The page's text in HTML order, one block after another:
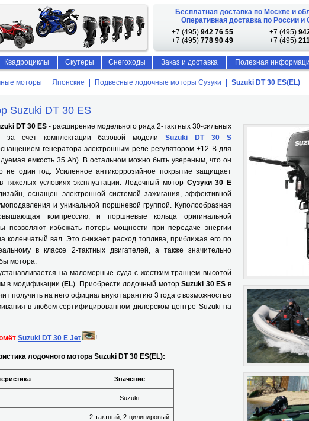
моторы Японские Подвесные лодочные моторы Сузуки Suzuki DT 30 ES(EL)
Suzuki DT 30 ES
DT 30 ES - расширение модельного ряда 2-тактных 30-сильных
за счет комплектации базовой моделиSuzuki DT 30 S
генератора электронным реле-регулятором ±12 В для
емкость 35 Ah). В остальном можно быть увереным, что он
не один год. Усиленное антикоррозийное покрытие защищает
тяжелых условиях эксплуатации. Лодочный мотор Сузуки 30 Е
оснащен электронной системой зажигания, эффективной
и уникальной поршневой группой. Куполообразная
компрессию, и поршневые кольца оригинальной
позволяют избежать потерь мощности при передаче энергии
коленчатый вал. Это снижает расход топлива, приближая его по
в классе 2-тактных двигателей, а также значительно
мотора.
на маломерные суда с жестким транцем высотой
в модификации (EL). Приобрести лодочный моторSuzuki 30 ES в
получить на него официальную гарантию 3 года с возможностью
в любом сертифицированном дилерском центре Suzuki на
Suzuki DT 30 E Jet !
лодочного мотора Suzuki DT 30 ES(EL):
Значение
Suzuki
2-тактный, 2-цилиндровый
Бесплатная доставка по Москве и
Оперативная доставка по России и
+7 (495) 942 76 55 +7 (495)
+7 (495) 778 90 49 +7 (495)
Квадроциклы Скутеры Снегоходы Заказ и доставка Полезная